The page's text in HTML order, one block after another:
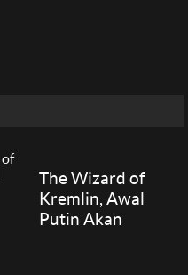
The Wizard of
Kremlin, Awal
Putin Akan